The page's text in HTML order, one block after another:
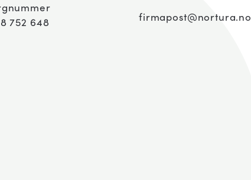
752 648
firmapost@nortura.no